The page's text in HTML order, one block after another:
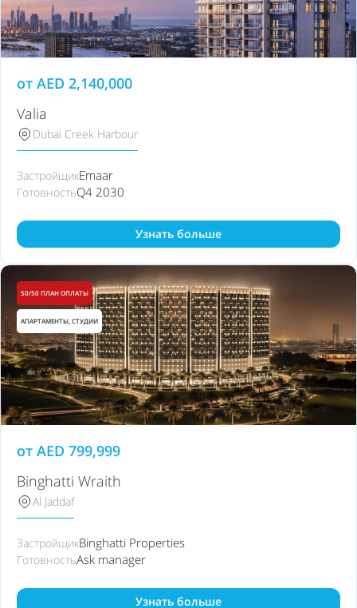
от AED 2,140,000
Valia
Dubai Creek Harbour
ЗастройщикEmaar
ГотовностьQ4 2030
Узнать больше
50/50 ПЛАН ОПЛАТЫ
АПАРТАМЕНТЫ, СТУДИИ
от AED 799,999
Binghatti Wraith
Al Jaddaf
ЗастройщикBinghatti Properties
ГотовностьAsk manager
Узнать больше